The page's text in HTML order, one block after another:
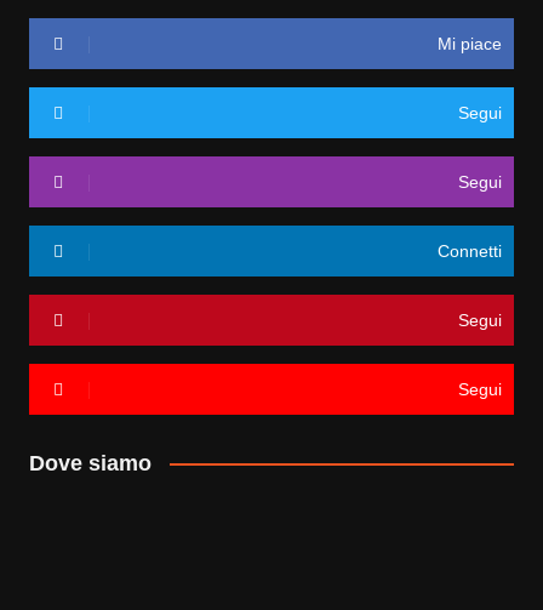
Mi piace
Segui
Segui
Connetti
Segui
Segui
Dove siamo